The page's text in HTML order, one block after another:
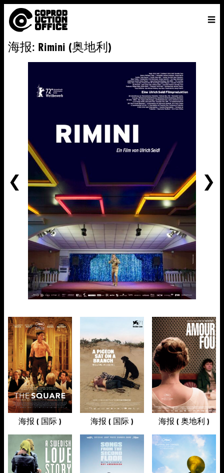
中
文
主页 VENICE 2026 导演
ENGLISH
中文
找
海报: Rimini (奥地利)
海报 ( 国际 ) 海报 ( 国际 ) 海报 ( 奥地利 )
前
一